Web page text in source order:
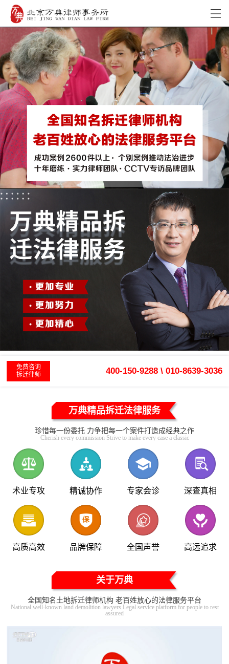
免费咨询
拆迁律师
400-150-9288 \ 010-8639-3036
万典精品拆迁法律服务
珍惜每一份委托 力争把每一个案件打造成经典之作
Cherish every commission Strive to make every case a classic
术业专攻 精诚协作 专家会诊 深查真相
高质高效 品牌保障 全国声誉 高远追求
关于万典
全国知名土地拆迁律师机构 老百姓放心的法律服务平台
National well-known land demolition lawyers Legal service platform for people to rest
assured